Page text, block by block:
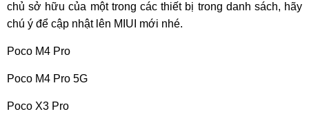
chủ sở hữu của một trong các thiết bị trong danh sách, hãy
chú ý để cập nhật lên MIUI mới nhé.
Poco M4 Pro
Poco M4 Pro 5G
Poco X3 Pro